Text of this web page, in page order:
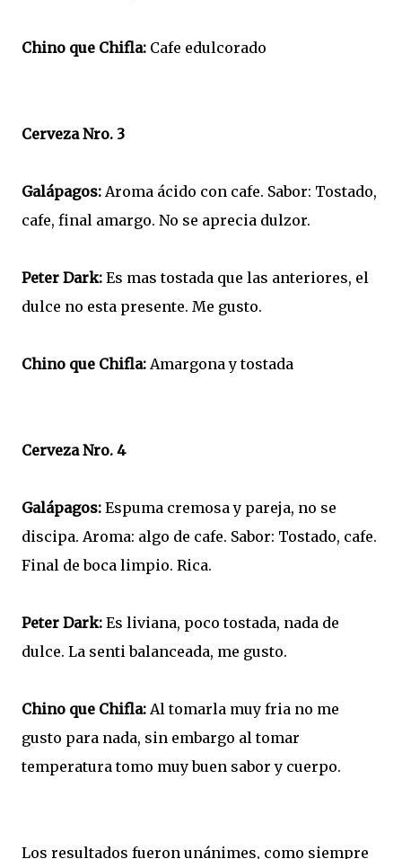
Chino que Chifla: Cafe edulcorado
Cerveza Nro. 3
Galápagos: Aroma ácido con cafe. Sabor: Tostado,
cafe, final amargo. No se aprecia dulzor.
Peter Dark: Es mas tostada que las anteriores, el
dulce no esta presente. Me gusto.
Chino que Chifla: Amargona y tostada
Cerveza Nro. 4
Galápagos: Espuma cremosa y pareja, no se
discipa. Aroma: algo de cafe. Sabor: Tostado, cafe.
Final de boca limpio. Rica.
Peter Dark: Es liviana, poco tostada, nada de
dulce. La senti balanceada, me gusto.
Chino que Chifla: Al tomarla muy fria no me
gusto para nada, sin embargo al tomar
temperatura tomo muy buen sabor y cuerpo.
Los resultados fueron unánimes, como siempre